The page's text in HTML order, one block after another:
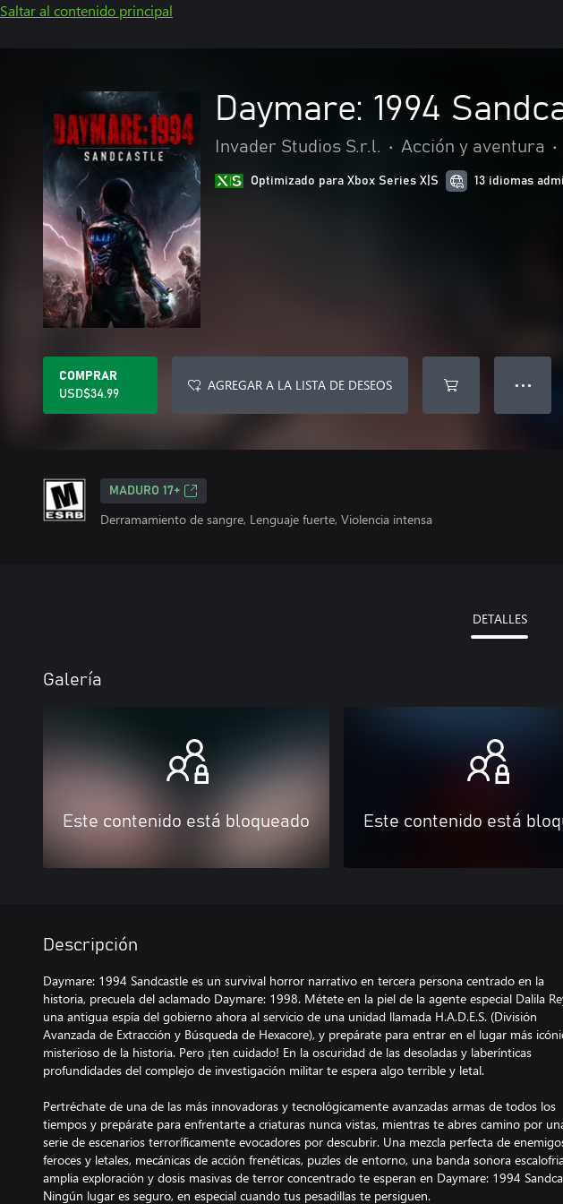
Saltar al contenido principal
Daymare: 1994
Invader Studios S.r.l. • Acción y aventura •
Optimizado para Xbox Series X|S 13 idiomas
COMPRAR
USD$34.99
AGREGAR A LA LISTA DE DESEOS ● ● ●
MADURO 17+
Derramamiento de sangre, Lenguaje fuerte, Violencia intensa
DETALLES
Galería
Este contenido está bloqueado Este contenido está
Descripción
Daymare: 1994 Sandcastle es un survival horror narrativo en tercera persona centrado en la
historia, precuela del aclamado Daymare: 1998. Métete en la piel de la agente especial Dalila
una antigua espía del gobierno ahora al servicio de una unidad llamada H.A.D.E.S. (División
Avanzada de Extracción y Búsqueda de Hexacore), y prepárate para entrar en el lugar más
misterioso de la historia. Pero ¡ten cuidado! En la oscuridad de las desoladas y laberínticas
profundidades del complejo de investigación militar te espera algo terrible y letal.
Pertréchate de una de las más innovadoras y tecnológicamente avanzadas armas de todos los
tiempos y prepárate para enfrentarte a criaturas nunca vistas, mientras te abres camino por
serie de escenarios terroríficamente evocadores por descubrir. Una mezcla perfecta de
feroces y letales, mecánicas de acción frenéticas, puzles de entorno, una banda sonora
amplia exploración y dosis masivas de terror concentrado te esperan en Daymare: 1994
Ningún lugar es seguro, en especial cuando tus pesadillas te persiguen.